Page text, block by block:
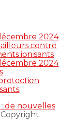
2024
contre
ionisants
2024
de nouvelles